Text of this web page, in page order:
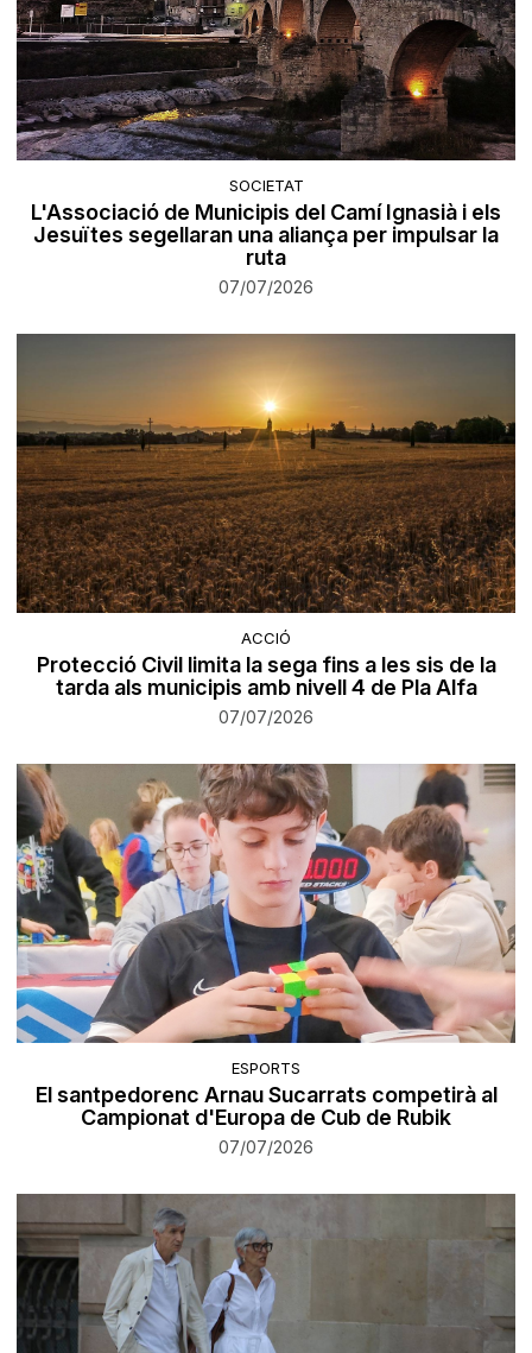
SOCIETAT
L'Associació de Municipis del Camí Ignasià i els
Jesuïtes segellaran una aliança per impulsar la
ruta
07/07/2026
ACCIÓ
Protecció Civil limita la sega fins a les sis de la
tarda als municipis amb nivell 4 de Pla Alfa
07/07/2026
ESPORTS
El santpedorenc Arnau Sucarrats competirà al
Campionat d'Europa de Cub de Rubik
07/07/2026